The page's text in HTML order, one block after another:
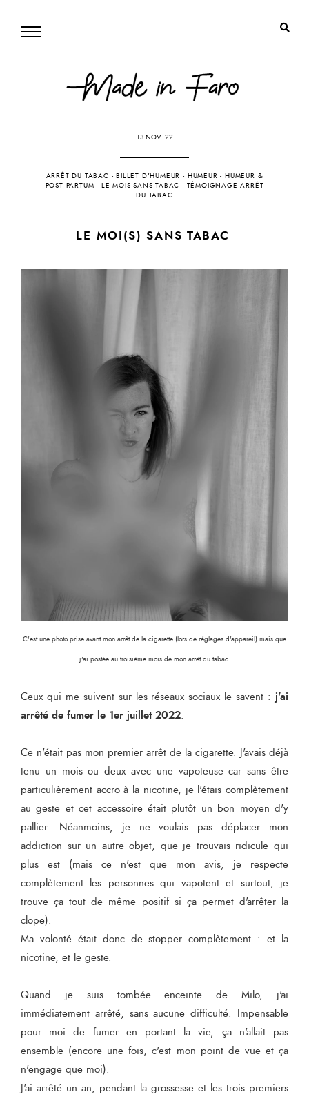
13 NOV. 22
ARRÊT DU TABAC -BILLET D'HUMEUR - HUMEUR - HUMEUR &
POST PARTUM - LE MOIS SANS TABAC - TÉMOIGNAGE ARRÊT
DU TABAC
LE MOI(S) SANS TABAC
C'est une photo prise avant mon arrêt de la cigarette (lors de réglages d'appareil) mais que
j'ai postée au troisième mois de mon arrêt du tabac.
Ceux qui me suivent sur les réseaux sociaux le savent : j'ai
arrêté de fumer le 1er juillet 2022.
Ce n'était pas mon premier arrêt de la cigarette. J'avais déjà
tenu un mois ou deux avec une vapoteuse car sans être
particulièrement accro à la nicotine, je l'étais complètement
au geste et cet accessoire était plutôt un bon moyen d'y
pallier. Néanmoins, je ne voulais pas déplacer mon
addiction sur un autre objet, que je trouvais ridicule qui
plus est (mais ce n'est que mon avis, je respecte
complètement les personnes qui vapotent et surtout, je
trouve ça tout de même positif si ça permet d'arrêter la
clope).
Ma volonté était donc de stopper complètement : et la
nicotine, et le geste.
Quand je suis tombée enceinte de Milo, j'ai
immédiatement arrêté, sans aucune difficulté. Impensable
pour moi de fumer en portant la vie, ça n'allait pas
ensemble (encore une fois, c'est mon point de vue et ça
n'engage que moi).
J'ai arrêté un an, pendant la grossesse et les trois premiers